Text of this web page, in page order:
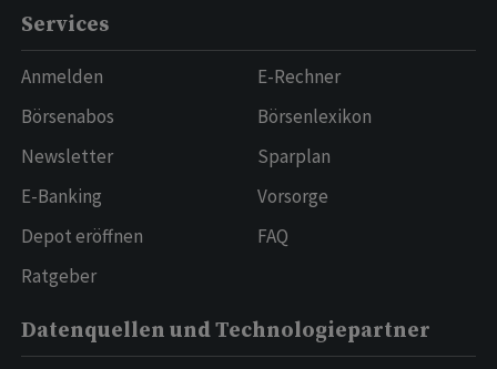
Services
Anmelden
Börsenabos
Newsletter
E-Banking
Depot eröffnen
Ratgeber
E-Rechner
Börsenlexikon
Sparplan
Vorsorge
FAQ
Datenquellen und Technologiepartner